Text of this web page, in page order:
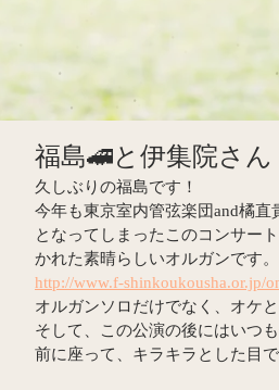
福島🚄と伊集院さん
久しぶりの福島です！
今年も東京室内管弦楽団and橘
となってしまったこのコンサー
かれた素晴らしいオルガンです。
http://www.f-shinkoukousha.or.jp/
オルガンソロだけでなく、オケ
そして、この公演の後にはいつ
前に座って、キラキラとした目